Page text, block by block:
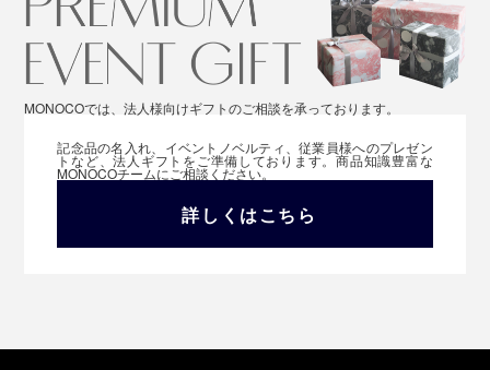
MONOCOでは、法人様向けギフトのご相談を承っております。
記念品の名入れ、イベントノベルティ、従業員様へのプレゼン
トなど、法人ギフトをご準備しております。商品知識豊富な
MONOCOチームにご相談ください。
詳しくはこちら